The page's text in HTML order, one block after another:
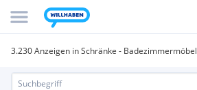
3.230 Anzeigen in Schränke - Badezimmermöbel